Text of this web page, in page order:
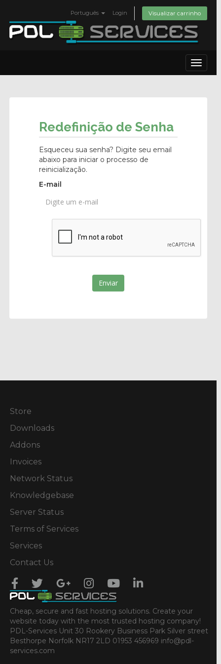
Português Login Visualizar carrinho
Toggle
Redefinição de Senha
Esqueceu sua senha? Digite seu email
abaixo para iniciar o processo de
reinicialização.
E-mail
Enviar
Store
Downloads
Addons
Invoices
Network Status
Knowledgebase
Server Status
Terms of Services
Services
Contact Us
Cheap, secure and fast hosting solutions. Create your
website today with the most trusted hosting company!
PDL-Services Unit 30 Rookery Business Park Silver street
Besthorpe Norfolk NR17 2LD 01953 456969 info@pdl-
services.com